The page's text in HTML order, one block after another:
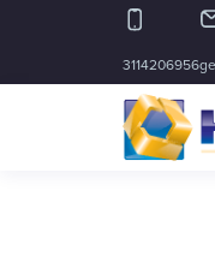
3114206956